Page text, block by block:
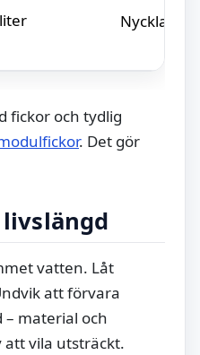
Nycklar,
fickor och tydlig
. Det gör
vatten. Låt
att förvara
material och
vila utsträckt.